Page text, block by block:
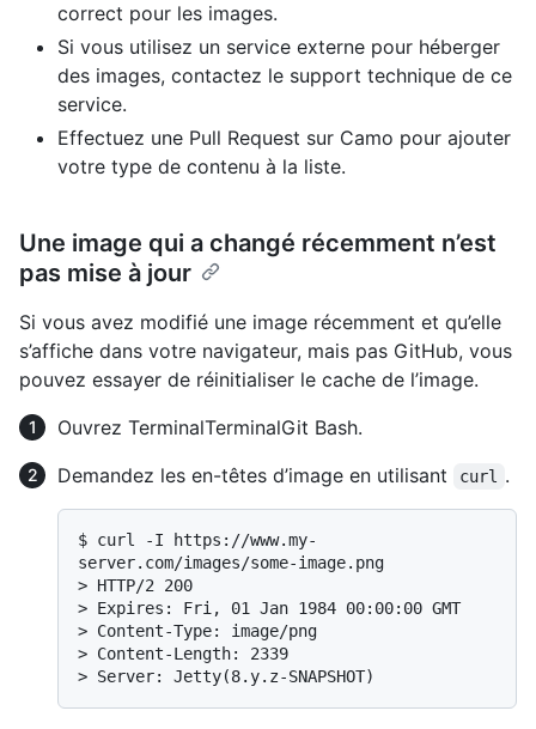
correct pour les images.
Si vous utilisez un service externe pour héberger
des images, contactez le support technique de ce
service.
Effectuez une Pull Request sur Camo pour ajouter
votre type de contenu à la liste.
Une image qui a changé récemment n’est
pas mise à jour
Si vous avez modifié une image récemment et qu’elle
s’affiche dans votre navigateur, mais pas GitHub, vous
pouvez essayer de réinitialiser le cache de l’image.
Ouvrez TerminalTerminalGit Bash.
Demandez les en-têtes d’image en utilisant
curl .
$ curl -I https://www.my-
server.com/images/some-image.png
> HTTP/2 200
> Expires: Fri, 01 Jan 1984 00:00:00 GMT
> Content-Type: image/png
> Content-Length: 2339
> Server: Jetty(8.y.z-SNAPSHOT)